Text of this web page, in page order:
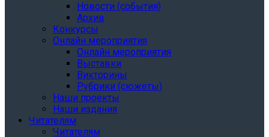
Новости (события)
Архив
Конкурсы
Онлайн мероприятия
Онлайн мероприятия
Выставки
Викторины
Рубрики (сюжеты)
Наши проекты
Наши издания
Читателям
Читателям